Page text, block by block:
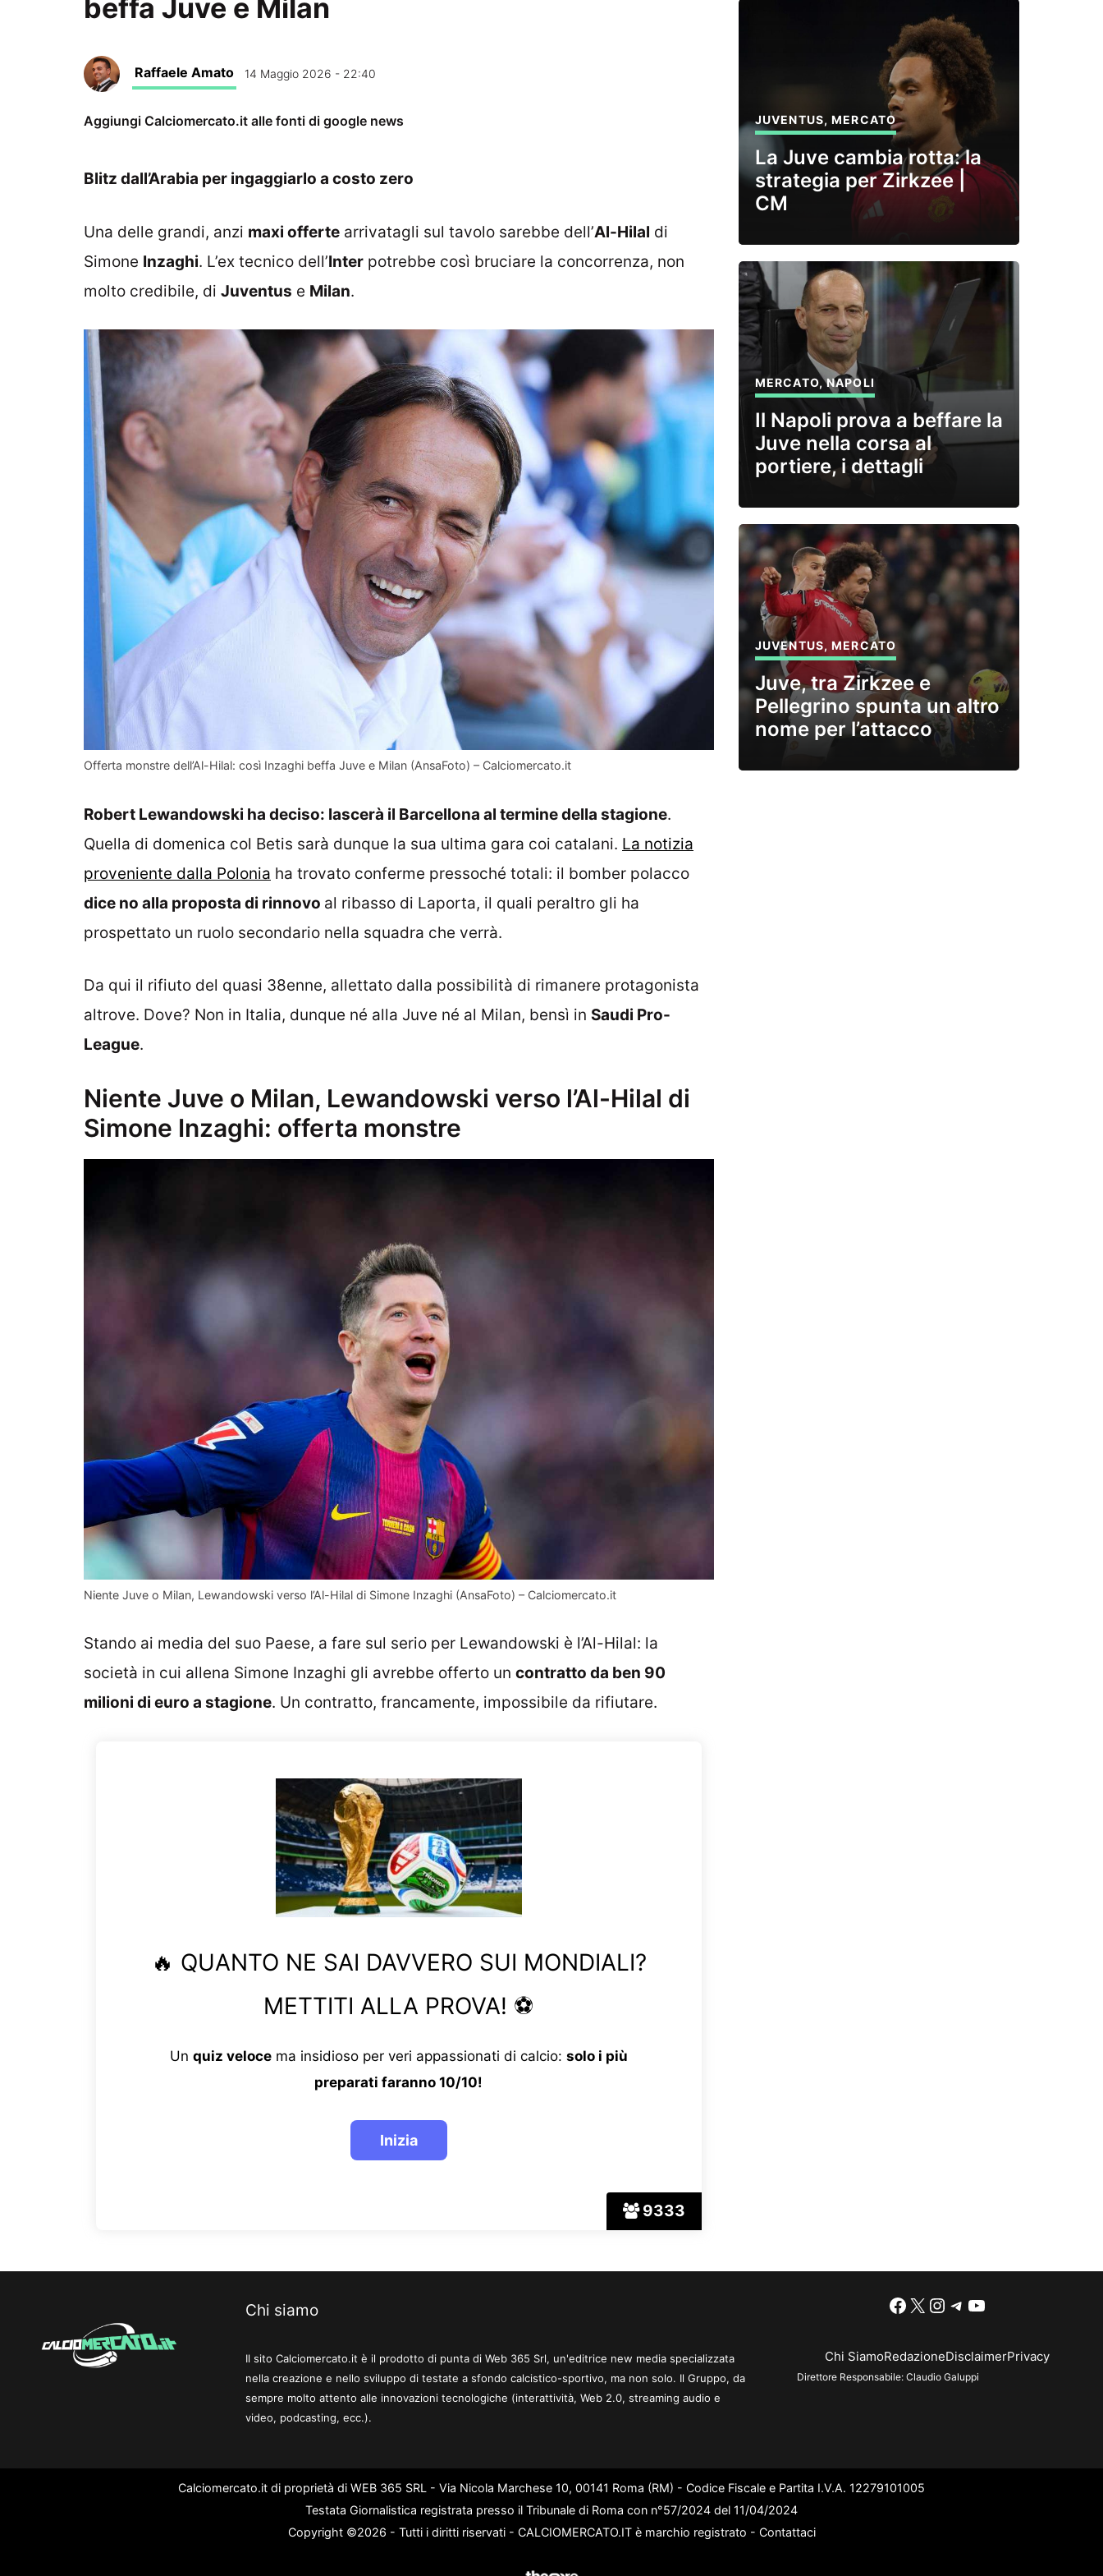
beffa Juve e Milan
Raffaele Amato 14 Maggio 2026 - 22:40
Aggiungi Calciomercato.it alle fonti di google news
Blitz dall’Arabia per ingaggiarlo a costo zero
Una delle grandi, anzi maxi offerte arrivatagli sul tavolo sarebbe dell’Al-Hilal di
Simone Inzaghi. L’ex tecnico dell’Inter potrebbe così bruciare la concorrenza, non
molto credibile, di Juventus e Milan.
Offerta monstre dell’Al-Hilal: così Inzaghi beffa Juve e Milan (AnsaFoto) – Calciomercato.it
Robert Lewandowski ha deciso: lascerà il Barcellona al termine della stagione.
Quella di domenica col Betis sarà dunque la sua ultima gara coi catalani. La notizia
proveniente dalla Polonia ha trovato conferme pressoché totali: il bomber polacco
dice no alla proposta di rinnovo al ribasso di Laporta, il quali peraltro gli ha
prospettato un ruolo secondario nella squadra che verrà.
Da qui il rifiuto del quasi 38enne, allettato dalla possibilità di rimanere protagonista
altrove. Dove? Non in Italia, dunque né alla Juve né al Milan, bensì in Saudi Pro-
League.
Niente Juve o Milan, Lewandowski verso l’Al-Hilal di
Simone Inzaghi: offerta monstre
Niente Juve o Milan, Lewandowski verso l’Al-Hilal di Simone Inzaghi (AnsaFoto) – Calciomercato.it
Stando ai media del suo Paese, a fare sul serio per Lewandowski è l’Al-Hilal: la
società in cui allena Simone Inzaghi gli avrebbe offerto un contratto da ben 90
milioni di euro a stagione. Un contratto, francamente, impossibile da rifiutare.
9333
🔥 QUANTO NE SAI DAVVERO SUI MONDIALI?
METTITI ALLA PROVA! ⚽
Un quiz velocema insidioso per veri appassionati di calcio: solo i più
preparati faranno 10/10!
JUVENTUS,MERCATO
La Juve cambia rotta: la
strategia per Zirkzee |
CM
MERCATO,NAPOLI
Il Napoli prova a beffare la
Juve nella corsa al
portiere, i dettagli
JUVENTUS,MERCATO
Juve, tra Zirkzee e
Pellegrino spunta un altro
nome per l’attacco
Chi siamo
Il sito Calciomercato.it è il prodotto di punta di Web 365 Srl, un'editrice new media specializzata
nella creazione e nello sviluppo di testate a sfondo calcistico-sportivo, ma non solo. Il Gruppo, da
sempre molto attento alle innovazioni tecnologiche (interattività, Web 2.0, streaming audio e
video, podcasting, ecc.).
Facebook
X Instagram
Telegram
YouTube
Chi SiamoRedazioneDisclaimerPrivacy
Direttore Responsabile: Claudio Galuppi
Calciomercato.it di proprietà di WEB 365 SRL - Via Nicola Marchese 10, 00141 Roma (RM) - Codice Fiscale e Partita I.V.A. 12279101005
Testata Giornalistica registrata presso il Tribunale di Roma con n°57/2024 del 11/04/2024
Copyright ©2026 - Tutti i diritti riservati - CALCIOMERCATO.IT è marchio registrato - Contattaci